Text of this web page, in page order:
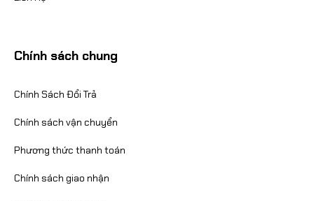
Chính sách chung
Chính Sách Đổi Trả
Chính sách vận chuyển
Phương thức thanh toán
Chính sách giao nhận